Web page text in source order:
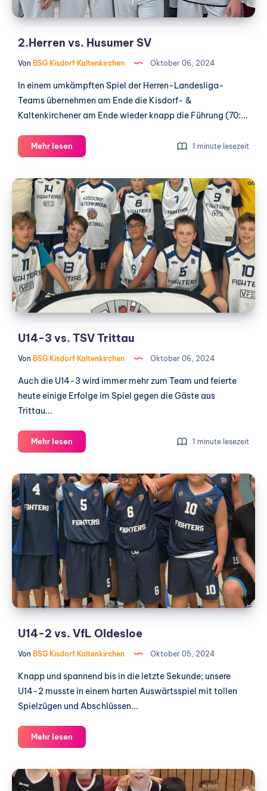
2.Herren vs. Husumer SV
Von BSG Kisdorf Kaltenkirchen Oktober 06, 2024
In einem umkämpften Spiel der Herren-Landesliga-
Teams übernehmen am Ende die Kisdorf- &
Kaltenkirchener am Ende wieder knapp die Führung (70:...
Mehr lesen
vs.
SV
1 minute lesezeit
U14-
vs.
TSV
Trittau
U14-3 vs. TSV Trittau
Von BSG Kisdorf Kaltenkirchen Oktober 06, 2024
Auch die U14-3 wird immer mehr zum Team und feierte
heute einige Erfolge im Spiel gegen die Gäste aus
Trittau...
Mehr lesen
3
TSV
Trittau
1 minute lesezeit
U14-
2
vs.
VfL
Oldesloe
U14-2 vs. VfL Oldesloe
Von BSG Kisdorf Kaltenkirchen Oktober 05, 2024
Knapp und spannend bis in die letzte Sekunde; unsere
U14-2 musste in einem harten Auswärtsspiel mit tollen
Spielzügen und Abschlüssen...
Mehr lesen
2
VfL
U10